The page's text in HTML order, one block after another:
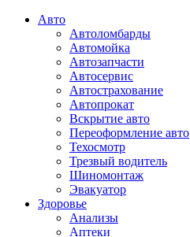
Авто
Автоломбарды
Автомойка
Автозапчасти
Автосервис
Автострахование
Автопрокат
Вскрытие авто
Переоформление авто
Техосмотр
Трезвый водитель
Шиномонтаж
Эвакуатор
Здоровье
Анализы
Аптеки